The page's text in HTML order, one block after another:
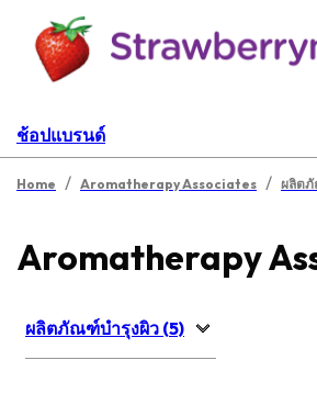
ช้อปแบรนด์
Home / Aromatherapy Associates / ผลิต
Aromatherapy
ผลิตภัณฑ์บำรุงผิว (5)